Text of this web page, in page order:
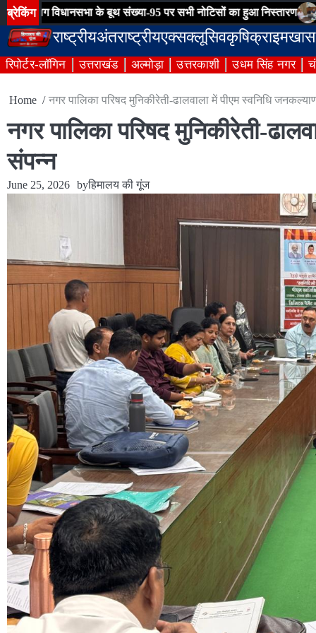
Skip
to
content
ब्रेकिंगके बूथ संख्या-95 पर सभी नोटिसों का हुआ निस्तारण ग्राम पंचायतों में
राष्ट्रीयअंतराष्ट्रीयएक्सक्लूसिवकृषिक्राइम
रिपोर्टर-लॉगिन उत्तराखंड अल्मोड़ा उत्तरकाशी उधम सिंह नगर
Home नगर पालिका परिषद मुनिकीरेती-ढालवाला में पीएम स्वनिधि
नगर पालिका परिषद मुनिकीरेती-
संपन्न
June 25, 2026 byहिमालय की गूंज